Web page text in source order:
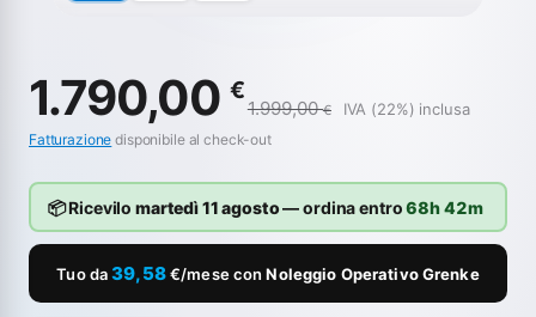
1.790,00 €
1.999,00€ IVA (22%) inclusa
Fatturazione disponibile al check-out
📦 Ricevilo martedì 11 agosto— ordina entro68h 42m
Tuo da39,58€/mese conNoleggio Operativo Grenke